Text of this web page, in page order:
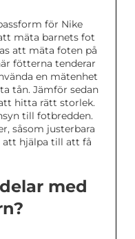
för Nike
mäta barnets fot
att mäta foten på
fötterna tenderar
en mätenhet
tån. Jämför sedan
hitta rätt storlek.
till fotbredden.
såsom justerbara
att hjälpa till att få
med